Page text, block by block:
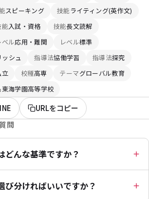
スピーキング 技能ライティング(英作文)
能入試・資格 技能長文読解
ベル応用・難関 レベル標準
シュ 指導法協働学習 指導法探究
立 校種高専 テーマグローバル教育
東海学園高等学校
URLをコピー
問
どんな基準ですか？
び分ければいいですか？